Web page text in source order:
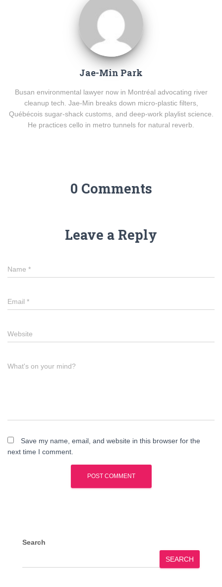
Jae-Min Park
Busan environmental lawyer now in Montréal advocating river
cleanup tech. Jae-Min breaks down micro-plastic filters,
Québécois sugar-shack customs, and deep-work playlist science.
He practices cello in metro tunnels for natural reverb.
0 Comments
Leave a Reply
Name *
Email *
Website
What's on your mind?
Save my name, email, and website in this browser for the
next time I comment.
Search
SEARCH